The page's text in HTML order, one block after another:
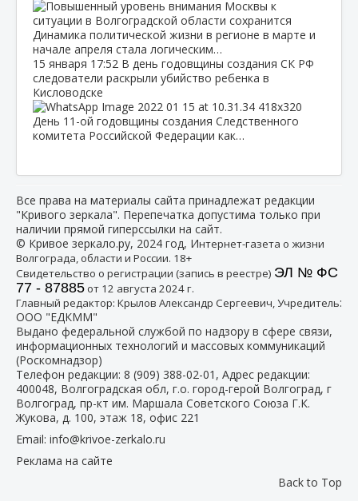
Динамика политической жизни в регионе в марте и
начале апреля стала логическим…
15 января 17:52 В день годовщины создания СК РФ
следователи раскрыли убийство ребенка в
Кисловодске
День 11-ой годовщины создания Следственного
комитета Российской Федерации как…
Все права на материалы сайта принадлежат редакции
"Кривого зеркала". Перепечатка допустима только при
наличии прямой гиперссылки на сайт.
© Кривое зеркало.ру, 2024 год, Интернет-газета о жизни
Волгограда, области и России. 18+
Свидетельство о регистрации (запись в реестре) ЭЛ № ФС
77 - 87885от 12 августа 2024 г.
Главный редактор: Крылов Александр Сергеевич, Учредитель:
ООО "ЕДКММ"
Выдано федеральной службой по надзору в сфере связи,
информационных технологий и массовых коммуникаций
(Роскомнадзор)
Телефон редакции: 8 (909) 388-02-01 , Адрес редакции:
400048, Волгоградская обл, г.о. город-герой Волгоград, г
Волгоград, пр-кт им. Маршала Советского Союза Г.К.
Жукова, д. 100, этаж 18, офис 221
Email: info@krivoe-zerkalo.ru
Реклама на сайте
Back to Top